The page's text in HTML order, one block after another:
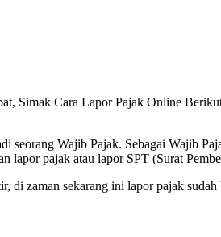
Simak Cara Lapor Pajak Online
Wajib Pajak. Sebagai Wajib
pajak atau lapor SPT (Surat
zaman sekarang ini lapor pajak